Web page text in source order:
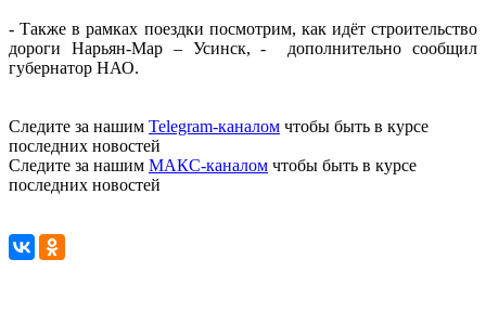
- Также в рамках поездки посмотрим, как идёт строительство
дороги Нарьян-Мар – Усинск, - дополнительно сообщил
губернатор НАО.
Следите за нашим Telegram-каналом чтобы быть в курсе
последних новостей
Следите за нашим МАКС-каналом чтобы быть в курсе
последних новостей